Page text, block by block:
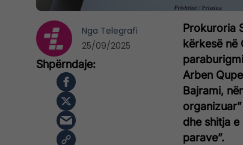
Prokuroria
kërkesë në
Arben
Bajrami,
dhe shitja
parave”.
Nga Telegrafi
25/09/2025